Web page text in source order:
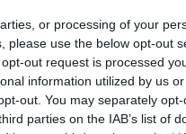
or processing of your
please use the below opt-out
out request is processed
information utilized by us
out. You may separately
parties on the IAB’s list of
για κίνηση
την
υπερβολικού